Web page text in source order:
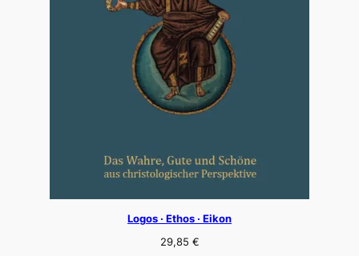
Logos · Ethos · Eikon
29,85 €